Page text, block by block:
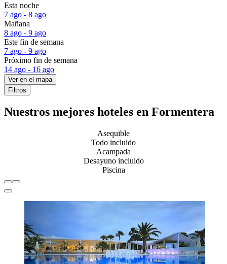
Esta noche
7 ago - 8 ago
Mañana
8 ago - 9 ago
Este fin de semana
7 ago - 9 ago
Próximo fin de semana
14 ago - 16 ago
Ver en el mapa
Filtros
Nuestros mejores hoteles en Formentera
Asequible
Todo incluido
Acampada
Desayuno incluido
Piscina